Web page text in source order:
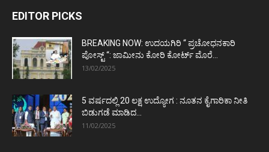
EDITOR PICKS
BREAKING NOW: ಉದಯಗಿರಿ “ ಪ್ರಚೋಧನಕಾರಿ
ಪೋಸ್ಟ್‌ “: ಜಾಮೀನು ಕೋರಿ ಕೋರ್ಟ್‌ ಮೊರೆ...
13/02/2025
5 ವರ್ಷದಲ್ಲಿ 20 ಲಕ್ಷ ಉದ್ಯೋಗ : ನೂತನ ಕೈಗಾರಿಕಾ ನೀತಿ
ಬಿಡುಗಡೆ ಮಾಡಿದ...
11/02/2025